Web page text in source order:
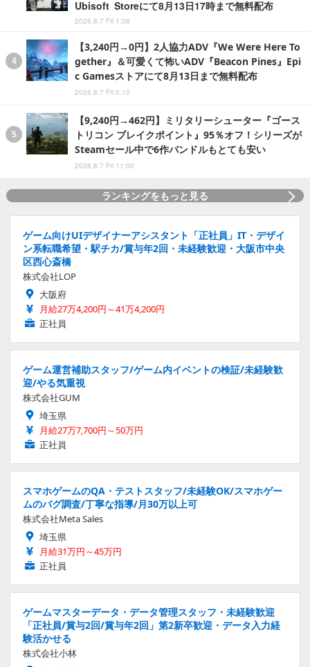
Ubisoft Storeにて8月13日17時まで無料配布
2026.8.7 Fri 1:08
【3,240円→0円】2人協力ADV『We Were Here To
gether』＆可愛くて怖いADV『Beacon Pines』Epi
c Gamesストアにて8月13日まで無料配布
2026.8.7 Fri 0:10
【9,240円→462円】ミリタリーシューター『ゴース
トリコン ブレイクポイント』95％オフ！シリーズが
Steamセール中で6作バンドルもとても安い
2026.8.7 Fri 11:00
ランキングをもっと見る
ゲーム向けUIデザイナーアシスタント「正社員」IT・デザイ
ン系転職希望・駅チカ/賞与年2回・未経験歓迎・大阪市中央
区西心斎橋
株式会社LOP
大阪府
月給27万4,200円～41万4,200円
正社員
ゲーム運営補助スタッフ/ゲーム内イベントの検証/未経験歓
迎/やる気重視
株式会社GUM
埼玉県
月給27万7,700円～50万円
正社員
スマホゲームのQA・テストスタッフ/未経験OK/スマホゲー
ムのバグ調査/丁寧な指導/月30万以上可
株式会社Meta Sales
埼玉県
月給31万円～45万円
正社員
ゲームマスターデータ・データ管理スタッフ・未経験歓迎
「正社員/賞与2回/賞与年2回」第2新卒歓迎・データ入力経
験活かせる
株式会社小林